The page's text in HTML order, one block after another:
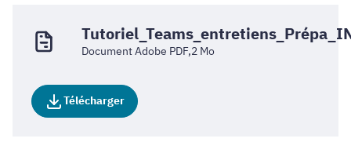
Document Adobe PDF,2 Mo
Télécharger